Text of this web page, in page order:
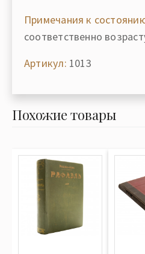
Примечания к
соответственно
Артикул: 1013
Похожие товары